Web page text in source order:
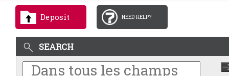
Deposit NEED HELP?
SEARCH